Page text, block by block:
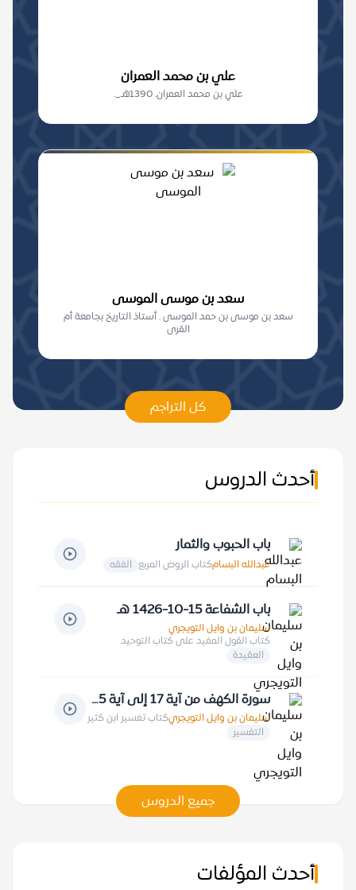
علي بن محمد العمران
علي بن محمد العمران. 1390هـ_.
سعد بن موسى الموسى
سعد بن موسى بن حمد الموسى . أستاذ التاريخ بجامعة أم
القرى
كل التراجم
أحدث الدروس
باب الحبوب والثمار
عبدالله البسامكتاب الروض المربع الفقه
باب الشفاعة 15-10-1426 هـ
سليمان بن وايل التويجري
كتاب القول المفيد على كتاب التوحيد
العقيدة
سورة الكهف من آية 17 إلى آية 25 5-11-1427 هـ
سليمان بن وايل التويجريكتاب تفسير ابن كثير
التفسير
جميع الدروس
أحدث المؤلفات